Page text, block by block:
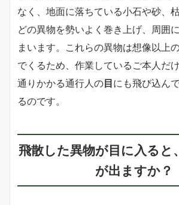
なく、地面に落ちている小石や砂、
どの異物を勢いよく巻き上げ、周囲
まいます。これらの異物は想像以上
でくるため、作業しているご本人だ
通りかかる通行人の目にも飛び込ん
るのです。
飛散した異物が目に入ると
が出ますか？